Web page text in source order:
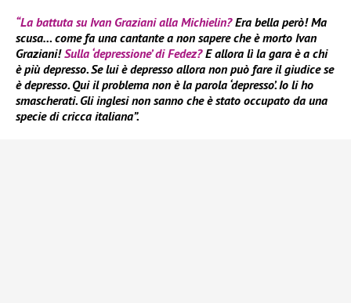
“La battuta su Ivan Graziani alla Michielin?Era bella però! Ma
scusa… come fa una cantante a non sapere che è morto Ivan
Graziani!Sulla ‘depressione’ di Fedez?E allora lì la gara è a chi
è più depresso. Se lui è depresso allora non può fare il giudice se
è depresso. Qui il problema non è la parola ‘depresso’. Io li ho
smascherati. Gli inglesi non sanno che è stato occupato da una
specie di cricca italiana”.